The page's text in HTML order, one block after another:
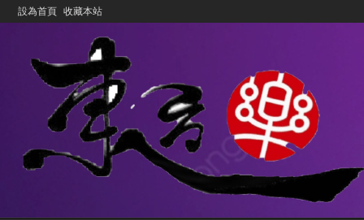
設為首頁 收藏本站